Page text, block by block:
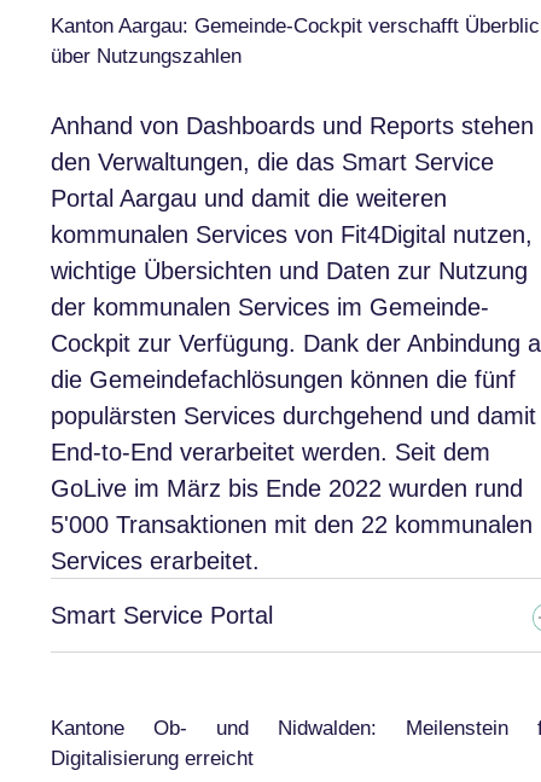
Kanton Aargau: Gemeinde-Cockpit verschafft
über Nutzungszahlen
Anhand von Dashboards und Reports stehen
den Verwaltungen, die das Smart Service
Portal Aargau und damit die weiteren
kommunalen Services von Fit4Digital nutzen,
wichtige Übersichten und Daten zur Nutzung
der kommunalen Services im Gemeinde-
Cockpit zur Verfügung. Dank der Anbindung
die Gemeindefachlösungen können die fünf
populärsten Services durchgehend und damit
End-to-End verarbeitet werden. Seit dem
GoLive im März bis Ende 2022 wurden rund
5'000 Transaktionen mit den 22 kommunalen
Services erarbeitet.
Smart Service Portal
Kantone Ob- und Nidwalden: Meilenstein
Digitalisierung erreicht